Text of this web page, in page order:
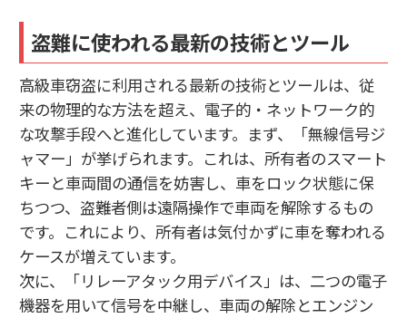
盗難に使われる最新の技術とツール
高級車窃盗に利用される最新の技術とツールは、従
来の物理的な方法を超え、電子的・ネットワーク的
な攻撃手段へと進化しています。まず、「無線信号ジ
ャマー」が挙げられます。これは、所有者のスマート
キーと車両間の通信を妨害し、車をロック状態に保
ちつつ、盗難者側は遠隔操作で車両を解除するもの
です。これにより、所有者は気付かずに車を奪われる
ケースが増えています。
次に、「リレーアタック用デバイス」は、二つの電子
機器を用いて信号を中継し、車両の解除とエンジン